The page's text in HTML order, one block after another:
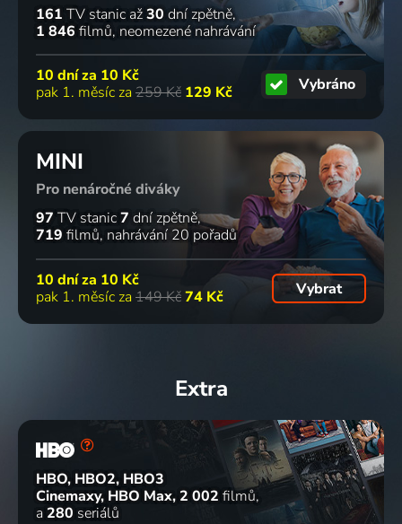
161 TV stanic až30 dní zpětně
1 846 filmů neomezené nahrávání
10 dní za 10 Kč
pak 1. měsíc za 259 Kč 129 Kč Vybráno
MINI
Pro nenáročné diváky
97 TV stanic7 dní zpětně
719 filmů nahrávání 20 pořadů
10 dní za 10 Kč
pak 1. měsíc za 149 Kč74 Kč Vybrat
Extra
HBO, HBO2, HBO3
Cinemaxy, HBO Max 2 002 filmů
a 280 seriálů